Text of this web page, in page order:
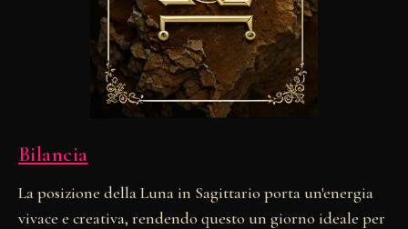
Bilancia
La posizione della Luna in Sagittario porta un'energia
vivace e creativa, rendendo questo un giorno ideale per